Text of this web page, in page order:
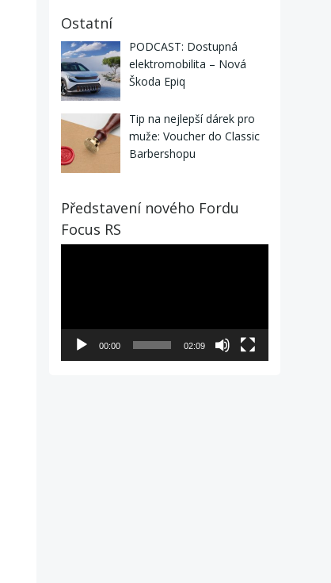
Ostatní
PODCAST: Dostupná
elektromobilita – Nová
Škoda Epiq
Tip na nejlepší dárek pro
muže: Voucher do Classic
Barbershopu
Představení nového Fordu
Focus RS
00:00 02:09